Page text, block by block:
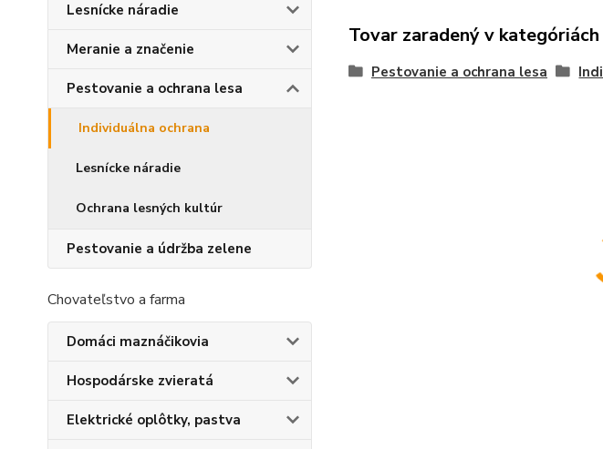
Lesnícke náradie
Meranie a značenie
Pestovanie a ochrana lesa
Individuálna ochrana
Lesnícke náradie
Ochrana lesných kultúr
Pestovanie a údržba zelene
Chovateľstvo a farma
Domáci maznáčikovia
Hospodárske zvieratá
Elektrické oplôtky, pastva
Tovar zaradený v kategóriách
Pestovanie a ochrana lesa